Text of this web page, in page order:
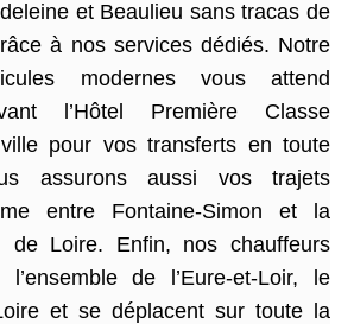
et Beaulieu sans tracas de
à nos services dédiés. Notre
modernes vous attend
l’Hôtel Première Classe
pour vos transferts en toute
assurons aussi vos trajets
entre Fontaine-Simon et la
de Loire. Enfin, nos chauffeurs
de l’Eure-et-Loir, le
et se déplacent sur toute la